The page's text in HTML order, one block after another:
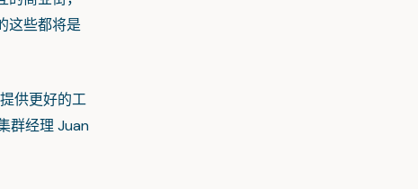
这些都将是
供更好的工
群经理 Juan